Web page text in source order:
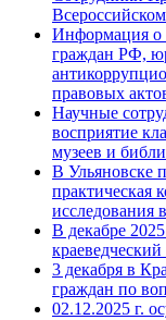
Информация о
граждан РФ,
правовых
Научные
восприятие
музеев и
В Ульяновске
практическая
исследования
В декабре
3 декабря в
граждан по
02.12.2025 г.